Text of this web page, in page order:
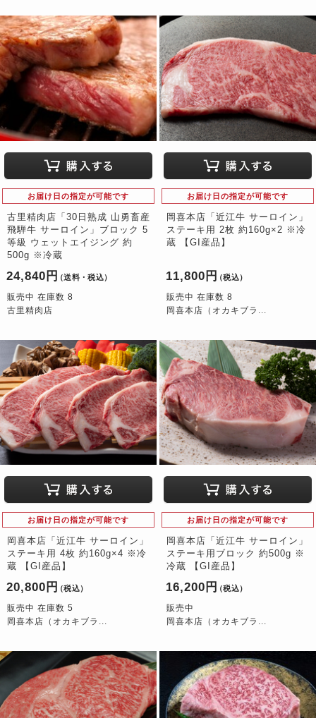
お届け日の指定が可能です
古里精肉店「30日熟成 山勇畜産
飛騨牛 サーロイン」ブロック 5
等級 ウェットエイジング 約
500g ※冷蔵
24,840円 （送料・税込）
販売中 在庫数 8
古里精肉店
お届け日の指定が可能です
岡喜本店「近江牛 サーロイン」
ステーキ用 2枚 約160g×2 ※冷
蔵 【GI産品】
11,800円 （税込）
販売中 在庫数 8
岡喜本店（オカキブラ...
お届け日の指定が可能です
岡喜本店「近江牛 サーロイン」
ステーキ用 4枚 約160g×4 ※冷
蔵 【GI産品】
20,800円 （税込）
販売中 在庫数 5
岡喜本店（オカキブラ...
お届け日の指定が可能です
岡喜本店「近江牛 サーロイン」
ステーキ用ブロック 約500g ※
冷蔵 【GI産品】
16,200円 （税込）
販売中
岡喜本店（オカキブラ...